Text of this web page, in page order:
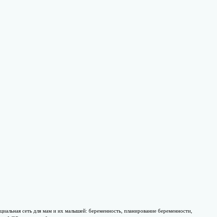
сеть для мам и их малышей: беременность, планирование беременности,